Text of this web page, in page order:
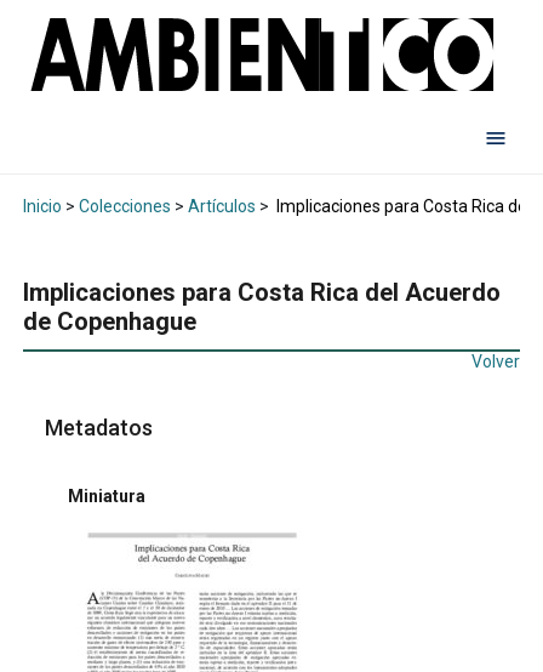
Inicio > Colecciones > Artículos > Implicaciones para Costa Rica del
Implicaciones para Costa Rica del Acuerdo
de Copenhague
Volver
Metadatos
Miniatura